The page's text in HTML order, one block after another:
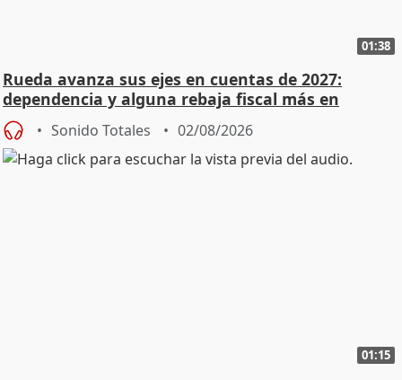
01:38
Rueda avanza sus ejes en cuentas de 2027:
dependencia y alguna rebaja fiscal más en
vivienda
Sonido Totales 02/08/2026
01:15